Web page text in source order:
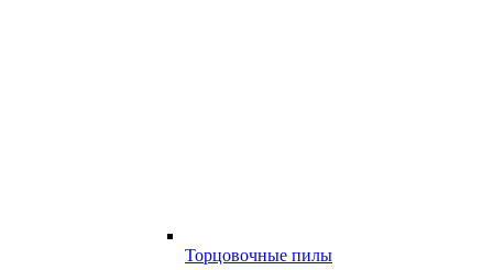
Торцовочные пилы